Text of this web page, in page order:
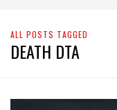
ALL POSTS TAGGED
DEATH DTA